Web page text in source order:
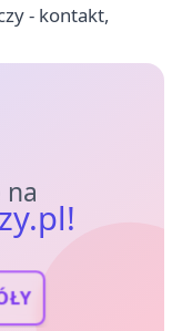
- kontakt,
na